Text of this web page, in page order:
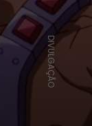
DIVULGAÇÃO